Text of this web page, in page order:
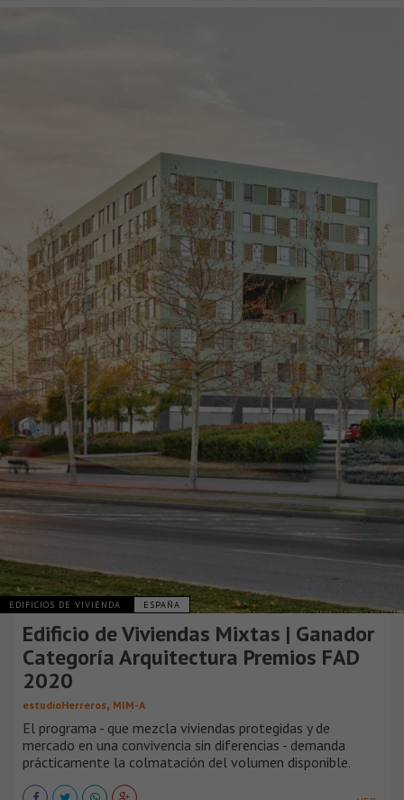
EDIFICIOS DE VIVIENDA ESPAÑA
Edificio de Viviendas Mixtas | Ganador
Categoría Arquitectura Premios FAD
2020
estudioHerreros, MIM-A
El programa - que mezcla viviendas protegidas y de
mercado en una convivencia sin diferencias - demanda
prácticamente la colmatación del volumen disponible.